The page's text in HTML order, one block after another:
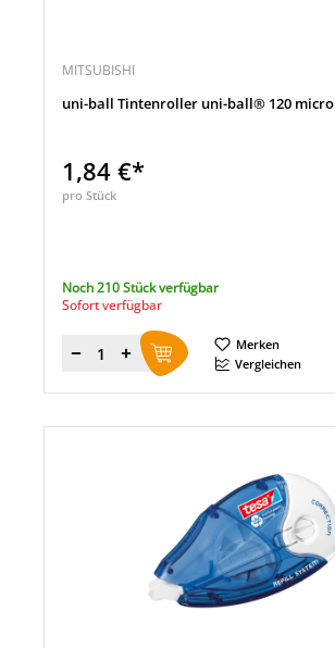
MITSUBISHI
uni-ball Tintenroller uni-ball® 120 micro
1,84 €*
pro Stück
Noch 210 Stück verfügbar
Sofort verfügbar
Menge
Merken
Vergleichen